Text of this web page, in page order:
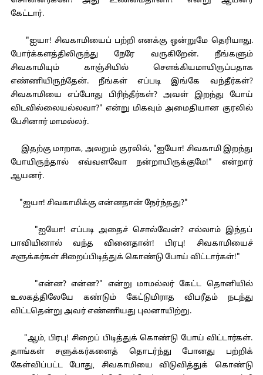
கேட்டார்.
"ஐயா! சிவகாமியைப் பற்றி எனக்கு ஒன்றுமே தெரியாது.
போர்க்களத்திலிருந்து நேரே வருகிறேன். நீங்களும்
சிவகாமியும் காஞ்சியில் சௌக்கியமாயிருப்பதாக
எண்ணியிருந்தேன். நீங்கள் எப்படி இங்கே வந்தீர்கள்?
சிவகாமியை எப்போது பிரிந்தீர்கள்? அவள் இறந்து போய்
விடவில்லையல்லவா?" என்று மிகவும் அமைதியான குரலில்
பேசினார் மாமல்லர்.
இதற்கு மாறாக, அலறும் குரலில், "ஐயோ! சிவகாமி இறந்து
போயிருந்தால் எவ்வளவோ நன்றாயிருக்குமே!" என்றார்
ஆயனர்.
"ஐயா! சிவகாமிக்கு என்னதான் நேர்ந்தது?"
"ஐயோ! எப்படி அதைச் சொல்வேன்? எல்லாம் இந்தப்
பாவியினால் வந்த வினைதான்! பிரபு! சிவகாமியைச்
சளுக்கர்கள் சிறைப்பிடித்துக் கொண்டு போய் விட்டார்கள்!"
"என்ன? என்ன?" என்று மாமல்லர் கேட்ட தொனியில்
உலகத்திலேயே கண்டும் கேட்டுமிராத விபரீதம் நடந்து
விட்டதென்று அவர் எண்ணியது புலனாயிற்று.
"ஆம், பிரபு! சிறைப் பிடித்துக் கொண்டு போய் விட்டார்கள்.
தாங்கள் சளுக்கர்களைத் தொடர்ந்து போனது பற்றிக்
கேள்விப்பட்ட போது, சிவகாமியை விடுவித்துக் கொண்டு